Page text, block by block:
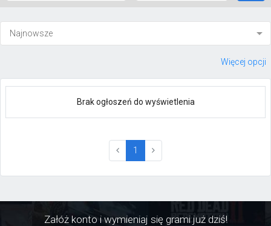
Więcej opcji
Brak ogłoszeń do wyświetlenia
1 (current)
Załóż konto i wymieniaj się grami już dziś!